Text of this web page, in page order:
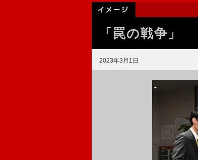
「罠の戦争」
2023年3月1日